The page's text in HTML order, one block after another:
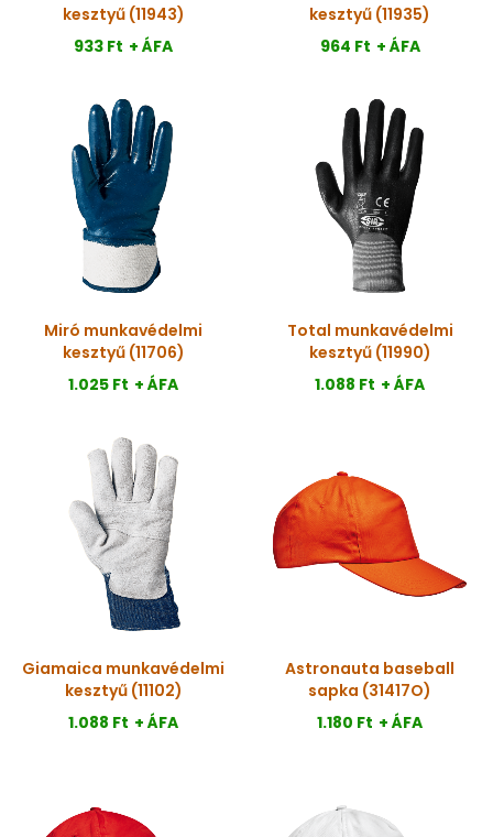
kesztyű (11943)
933 Ft + ÁFA
kesztyű (11935)
964 Ft + ÁFA
Miró munkavédelmi
kesztyű (11706)
1.025 Ft + ÁFA
Total munkavédelmi
kesztyű (11990)
1.088 Ft + ÁFA
Giamaica munkavédelmi
kesztyű (11102)
1.088 Ft + ÁFA
Astronauta baseball
sapka (31417O)
1.180 Ft + ÁFA